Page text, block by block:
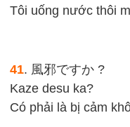
Tôi uống nước thôi
41. 風邪ですか ?
Kaze desu ka?
Có phải là bị cảm